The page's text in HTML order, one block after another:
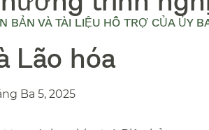
BẢN VÀ TÀI LIỆU HỖ TRỢ CỦA ỦY
Lão hóa​​
Ba 5, 2025​​